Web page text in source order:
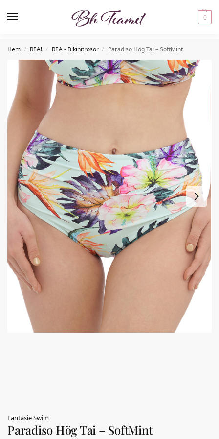
0
Hem / REA! / REA - Bikinitrosor / Paradiso Hög Tai – SoftMint
Fantasie Swim
Paradiso Hög Tai – SoftMint